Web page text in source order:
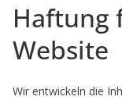
Haftung
Website
Wir entwickeln die